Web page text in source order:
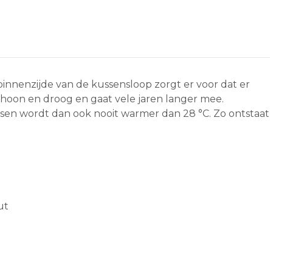
van de kussensloop zorgt er voor dat er
en droog en gaat vele jaren langer mee.
wordt dan ook nooit warmer dan 28 °C. Zo ontstaat